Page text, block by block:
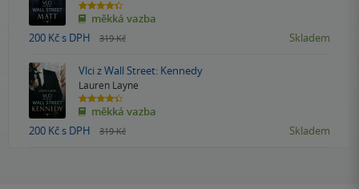
4.4
z
5
hvězdiček
měkká vazba
200 Kčs DPH 319 Kč Skladem
Vlci z Wall Street: Kennedy
Lauren Layne
4.4
z
5
hvězdiček
měkká vazba
200 Kčs DPH 319 Kč Skladem